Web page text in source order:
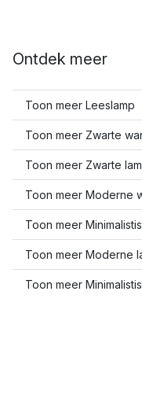
Ontdek meer
Toon meer Leeslamp
Toon meer Zwarte
Toon meer Zwarte
Toon meer Moderne
Toon meer
Toon meer Moderne
Toon meer